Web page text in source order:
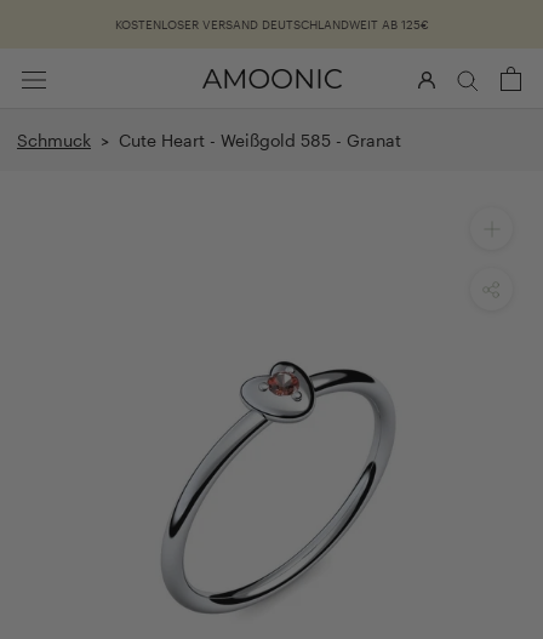
KOSTENLOSER VERSAND DEUTSCHLANDWEIT AB 125€
Schmuck > Cute Heart - Weißgold 585 - Granat